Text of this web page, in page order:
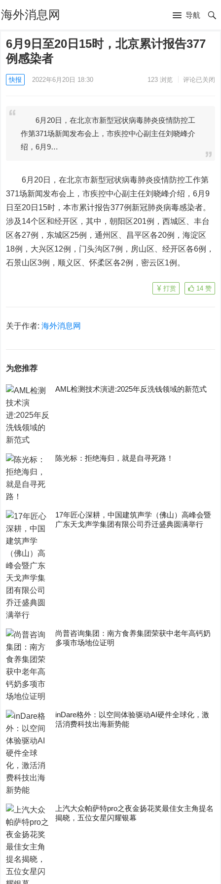
海外消息网 导航
6月9日至20日15时，北京累计报告377
例感染者
快报 2022年6月20日 18:30 123浏览 评论已关闭
6月20日，在北京市新型冠状病毒肺炎疫情防控工
作第371场新闻发布会上，市疾控中心副主任刘晓峰介
绍，6月9…
6月20日，在北京市新型冠状病毒肺炎疫情防控工作第
371场新闻发布会上，市疾控中心副主任刘晓峰介绍，6月9
日至20日15时，本市累计报告377例新冠肺炎病毒感染者。
涉及14个区和经开区，其中，朝阳区201例，西城区、丰台
区各27例，东城区25例，通州区、昌平区各20例，海淀区
18例，大兴区12例，门头沟区7例，房山区、经开区各6例，
石景山区3例，顺义区、怀柔区各2例，密云区1例。
14 赞
打赏
关于作者:海外消息网
为您推荐
AML检测技术演进:2025年反洗钱领域的新范式
陈光标：拒绝海归，就是自寻死路！
17年匠心深耕，中国建筑声学（佛山）高峰会暨
广东天戈声学集团有限公司乔迁盛典圆满举行
尚普咨询集团：南方食养集团荣获中老年高钙奶
多项市场地位证明
inDare格外：以空间体验驱动AI硬件全球化，激
活消费科技出海新势能
上汽大众帕萨特pro之夜金扬花奖最佳女主角提名
揭晓，五位女星闪耀银幕